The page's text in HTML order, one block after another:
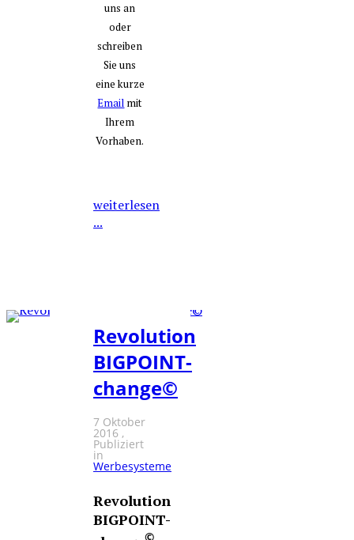
uns an
oder
schreiben
Sie uns
eine kurze
Email mit
Ihrem
Vorhaben.
weiterlesen
...
Revolution
BIGPOINT-
change©
7 Oktober
2016
Publiziert
in
Werbesysteme
Revolution
BIGPOINT-
©